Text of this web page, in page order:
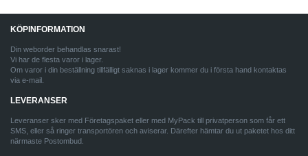
KÖPINFORMATION
Din weborder behandlas snarast!
Vi har de flesta varor i lager.
Om varor i din beställning tillfälligt saknas i lager kommer du i första hand kontaktas
via e-mail.
LEVERANSER
Leveranser sker med Företagspaket eller med MyPack till privatperson som får ett
SMS, eller så ringer transportören och aviserar. Därefter hämtar du ut paketet hos ditt
närmaste Postombud.